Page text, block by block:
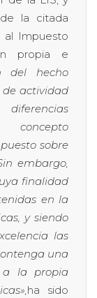
la citada
Impuesto
propia e
del hecho
de actividad
sobre
embargo,
finalidad
en la
y siendo
las
una
a la propia
ha sido